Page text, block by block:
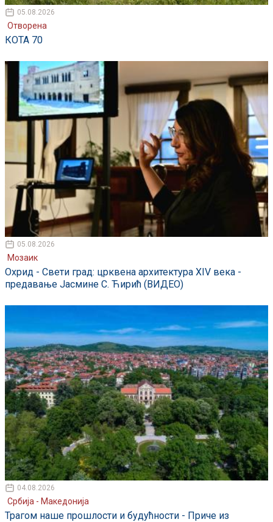
05.08.2026
Отворена
КОТА 70
05.08.2026
Мозаик
Охрид - Свети град: црквена архитектура XIV века -
предавање Јасмине С. Ћирић (ВИДЕО)
04.08.2026
Србија - Македонија
Трагом наше прошлости и будућности - Приче из